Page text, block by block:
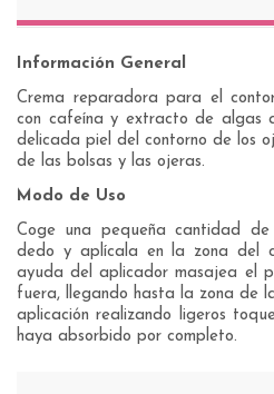
Información General
Crema reparadora para el
con cafeína y extracto de algas
delicada piel del contorno de los
de las bolsas y las ojeras.
Modo de Uso
Coge una pequeña cantidad
dedo y aplícala en la zona del
ayuda del aplicador masajea el
fuera, llegando hasta la zona de
aplicación realizando ligeros
haya absorbido por completo.